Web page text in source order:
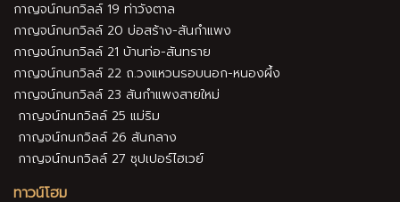
กาญจน์กนกวิลล์ 18 สันผักหวาน
กาญจน์กนกวิลล์ 19 ท่าวังตาล
กาญจน์กนกวิลล์ 20 บ่อสร้าง-สันกำแพง
กาญจน์กนกวิลล์ 21 บ้านท่อ-สันทราย
กาญจน์กนกวิลล์ 22 ถ.วงแหวนรอบนอก-หนองผึ้ง
กาญจน์กนกวิลล์ 23 สันกำแพงสายใหม่
กาญจน์กนกวิลล์ 25 แม่ริม
กาญจน์กนกวิลล์ 26 สันกลาง